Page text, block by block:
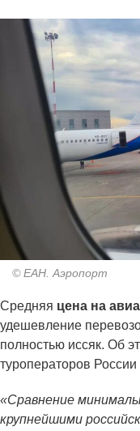
© ЕАН. Аэропорт
Средняя цена на
удешевление
полностью иссяк. Об
туроператоров
«Сравнение
крупнейшими